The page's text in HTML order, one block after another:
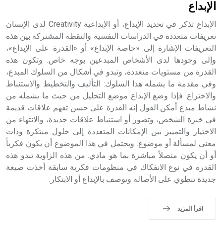
الإبداع
الإبداع تذكر في تحديد الإبداع، أو الإبداعية Creativity لدى الإنسان
تعريفات متعددة في الدراسات النفسية والنقطة المشتركة بين هذه
التعريفات الإشارة إلى «خاصة الإبداع» أو «القدرة على الإبداع»،
وإلى وجودها لدى الأشخاص المبدعين بوجه خاص. وتكون هذه
القدرة من مستويات متعددة، وتبدو في أشكال من السلوك المبدع،
وفي مقدمة ما يشمله هذا السلوك: التأليف والتخطيط والاستنباط
والاختراع. فإذا وضع الإبداع موضع التحليل من حيث ما يشمله من
نشاط مبدع أمكن القول إنه القدرة على حسن تفهم علاقات قديمة
في خبرة الشخص، وتصور أو استنباط علاقات جديدة، والانتهاء من
الاختيار والتمييز بين الإمكانات المتعددة إلى حلول مبتكرة وذات
معنى لمسألة أو موضوع. ويحتمل في هذا الموضوع أن يكون فكرياً
أو أن يكون متصلاً مباشرة بما هو مادي. من هذه الزاوية تبدو هذه
القدرة في نوع الانفكاك في منظومات فكرية سابقة أخذت صيغة
جديدة تنطوي على الأصالة وتوصف بالإبداع أو الابتكار.
اقرأ المزيد